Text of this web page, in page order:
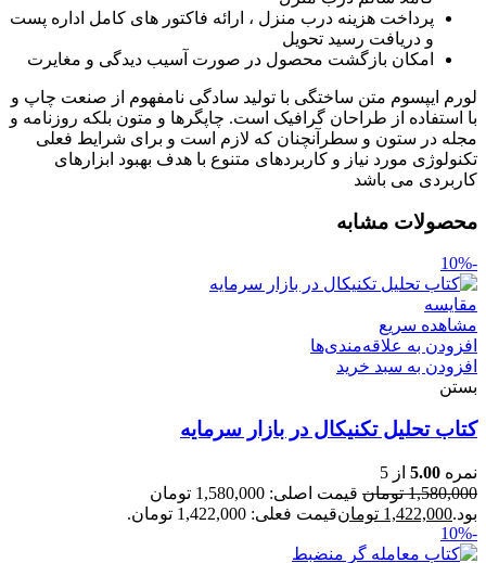
پرداخت هزینه درب منزل ، ارائه فاکتور های کامل اداره پست
و دریافت رسید تحویل
امکان بازگشت محصول در صورت آسیب دیدگی و مغایرت
لورم ایپسوم متن ساختگی با تولید سادگی نامفهوم از صنعت چاپ و
با استفاده از طراحان گرافیک است. چاپگرها و متون بلکه روزنامه و
مجله در ستون و سطرآنچنان که لازم است و برای شرایط فعلی
تکنولوژی مورد نیاز و کاربردهای متنوع با هدف بهبود ابزارهای
کاربردی می باشد
محصولات مشابه
-10%
مقایسه
مشاهده سریع
افزودن به علاقه‌مندی‌ها
افزودن به سبد خرید
بستن
کتاب تحلیل تکنیکال در بازار سرمایه
نمره 5.00 از 5
1,580,000 تومان
قیمت اصلی: 1,580,000 تومان
بود.1,422,000 تومانقیمت فعلی: 1,422,000 تومان.
-10%